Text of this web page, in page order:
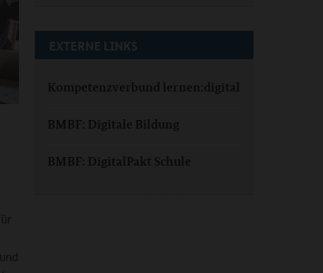
EXTERNE LINKS
Kompetenzverbund lernen:digital
BMBF: Digitale Bildung
BMBF: DigitalPakt Schule